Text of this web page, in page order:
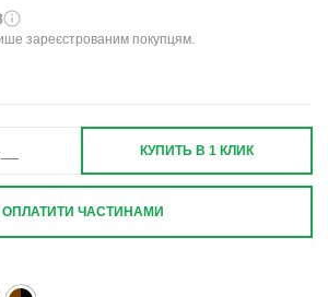
зареєстрованим покупцям.
КУПИТЬ В 1 КЛИК
ОПЛАТИТИ ЧАСТИНАМИ